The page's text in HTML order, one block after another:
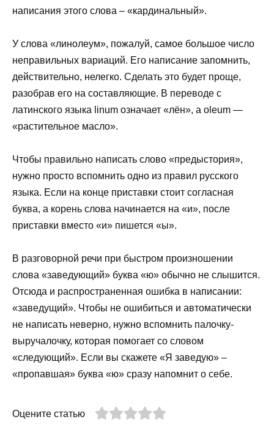
написания этого слова – «кардинальный».
У слова «линолеум», пожалуй, самое большое число
неправильных вариаций. Его написание запомнить,
действительно, нелегко. Сделать это будет проще,
разобрав его на составляющие. В переводе с
латинского языка linum означает «лён», а oleum —
«растительное масло».
Чтобы правильно написать слово «предыстория»,
нужно просто вспомнить одно из правил русского
языка. Если на конце приставки стоит согласная
буква, а корень слова начинается на «и», после
приставки вместо «и» пишется «ы».
В разговорной речи при быстром произношении
слова «заведующий» буква «ю» обычно не слышится.
Отсюда и распространенная ошибка в написании:
«заведущий». Чтобы не ошибиться и автоматически
не написать неверно, нужно вспомнить палочку-
выручалочку, которая помогает со словом
«следующий». Если вы скажете «Я заведую» –
«пропавшая» буква «ю» сразу напомнит о себе.
Оцените статью